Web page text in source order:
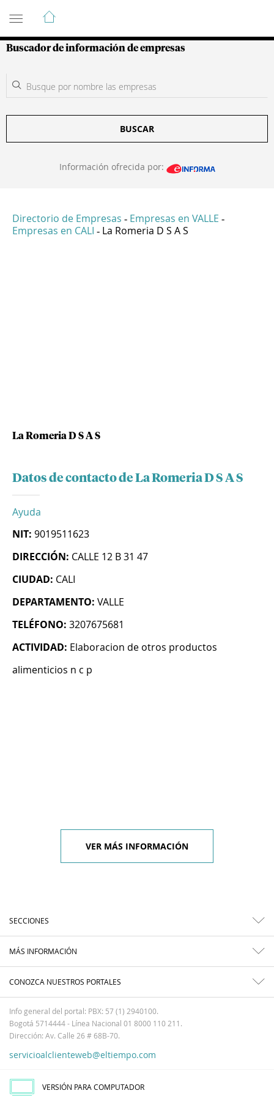
Guía de Empresas Colombianas
Buscador de información de empresas
BUSCAR
Información ofrecida por:
Directorio de Empresas - Empresas en VALLE -
Empresas en CALI - La Romeria D S A S
La Romeria D S A S
Datos de contacto de La Romeria D S A S
Ayuda
NIT: 9019511623
DIRECCIÓN: CALLE 12 B 31 47
CIUDAD: CALI
DEPARTAMENTO: VALLE
TELÉFONO: 3207675681
ACTIVIDAD: Elaboracion de otros productos
alimenticios n c p
VER MÁS INFORMACIÓN
SECCIONES
MÁS INFORMACIÓN
CONOZCA NUESTROS PORTALES
Info general del portal: PBX: 57 (1) 2940100.
Bogotá 5714444 - Línea Nacional 01 8000 110 211.
Dirección: Av. Calle 26 # 68B-70.
servicioalclienteweb@eltiempo.com
VERSIÓN PARA COMPUTADOR